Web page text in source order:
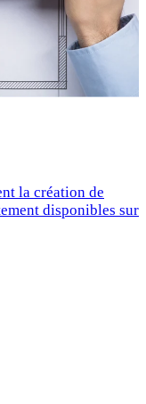
la création de
disponibles sur